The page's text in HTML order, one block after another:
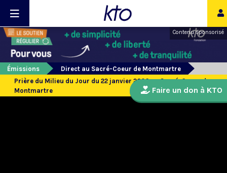
Contenu sponsorisé
Émissions
Direct au Sacré-Coeur de Montmartre
Prière du Milieu du Jour du 22 janvier 2026 au Sacré-Coeur de
Montmartre
Faire un don à KTO